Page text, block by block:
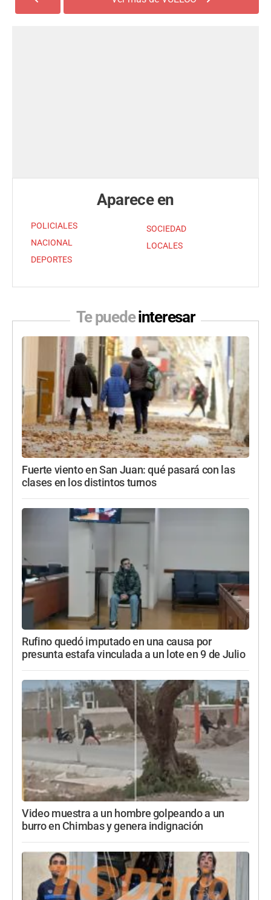
Aparece en
POLICIALES
NACIONAL
DEPORTES
SOCIEDAD
LOCALES
Te puedeinteresar
Fuerte viento en San Juan: qué pasará con las
clases en los distintos turnos
Rufino quedó imputado en una causa por
presunta estafa vinculada a un lote en 9 de Julio
Video muestra a un hombre golpeando a un
burro en Chimbas y genera indignación